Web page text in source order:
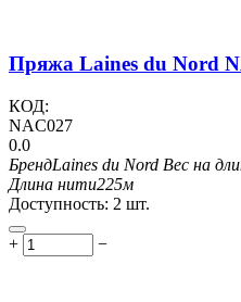
Пряжа Laines du Nord
КОД:
NAC027
0.0
БрендLaines du Nord Вес на
Длина нити225м
Доступность: 2 шт.
+ −